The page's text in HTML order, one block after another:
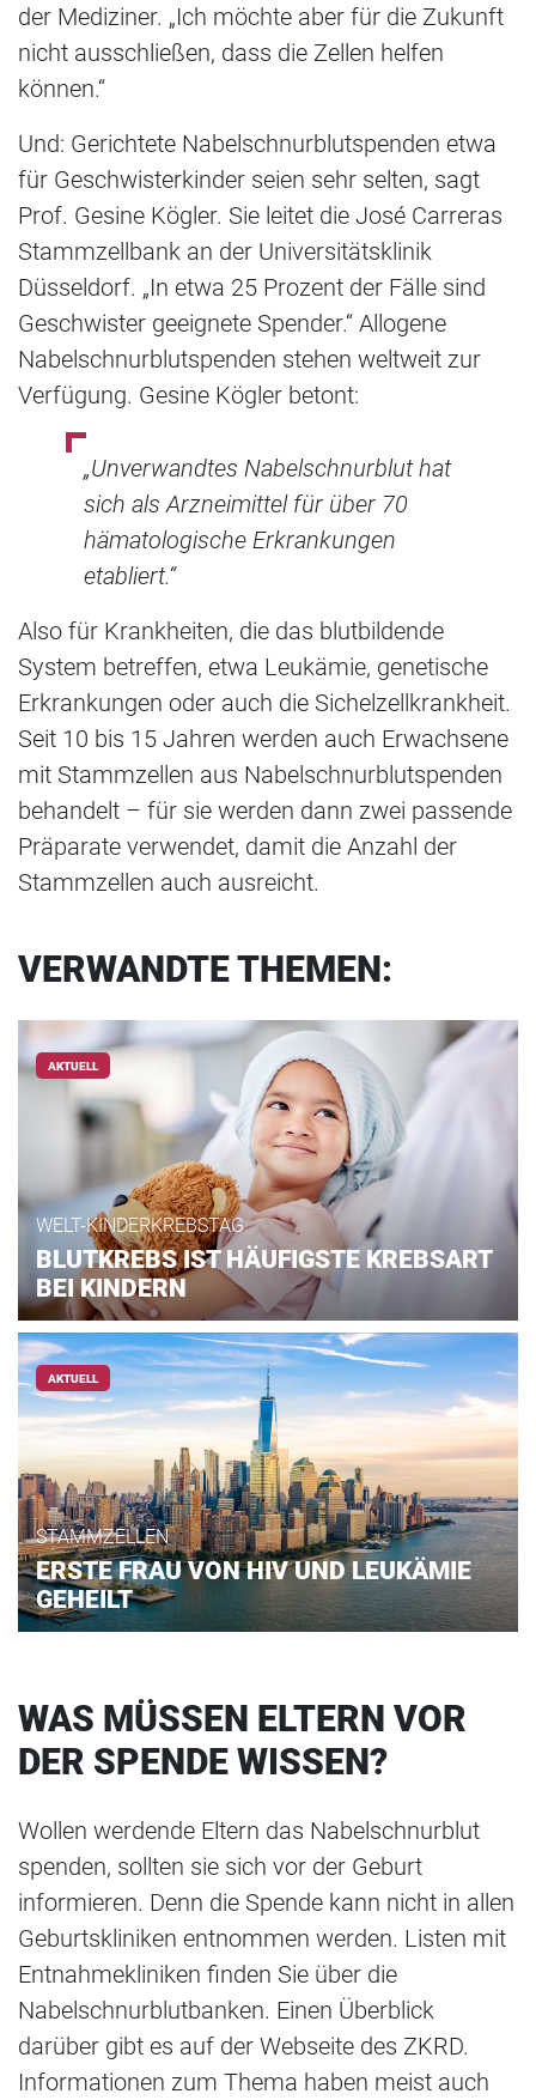
der Mediziner. „Ich möchte aber für die Zukunft
nicht ausschließen, dass die Zellen helfen
können.“
Und: Gerichtete Nabelschnurblutspenden etwa
für Geschwisterkinder seien sehr selten, sagt
Prof. Gesine Kögler. Sie leitet die José Carreras
Stammzellbank an der Universitätsklinik
Düsseldorf. „In etwa 25 Prozent der Fälle sind
Geschwister geeignete Spender.“ Allogene
Nabelschnurblutspenden stehen weltweit zur
Verfügung. Gesine Kögler betont:
„Unverwandtes Nabelschnurblut hat
sich als Arzneimittel für über 70
hämatologische Erkrankungen
etabliert.“
Also für Krankheiten, die das blutbildende
System betreffen, etwa Leukämie, genetische
Erkrankungen oder auch die Sichelzellkrankheit.
Seit 10 bis 15 Jahren werden auch Erwachsene
mit Stammzellen aus Nabelschnurblutspenden
behandelt – für sie werden dann zwei passende
Präparate verwendet, damit die Anzahl der
Stammzellen auch ausreicht.
VERWANDTE THEMEN:
AKTUELL
WELT-KINDERKREBSTAG
BLUTKREBS IST HÄUFIGSTE KREBSART
BEI KINDERN
AKTUELL
STAMMZELLEN
ERSTE FRAU VON HIV UND LEUKÄMIE
GEHEILT
WAS MÜSSEN ELTERN VOR
DER SPENDE WISSEN?
Wollen werdende Eltern das Nabelschnurblut
spenden, sollten sie sich vor der Geburt
informieren. Denn die Spende kann nicht in allen
Geburtskliniken entnommen werden. Listen mit
Entnahmekliniken finden Sie über die
Nabelschnurblutbanken. Einen Überblick
darüber gibt es auf der Webseite des ZKRD.
Informationen zum Thema haben meist auch